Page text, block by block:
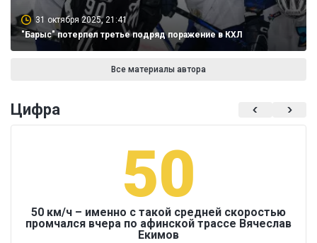
31 октября 2025, 21:41
"Барыс" потерпел третье подряд поражение в КХЛ
Все материалы автора
Цифра
50
50 км/ч – именно с такой средней скоростью
промчался вчера по афинской трассе Вячеслав
Екимов